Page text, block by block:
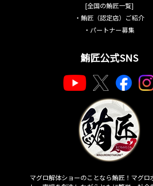
[全国の鮪匠一覧]
・ 鮪匠（認定店）ご紹介
・ パートナー募集
鮪匠公式SNS
マグロ解体ショーのことなら鮪匠！マグロ